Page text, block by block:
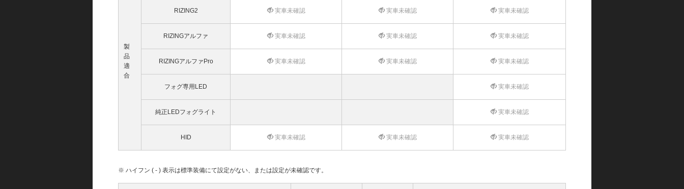
製
品
適
合
RIZING2 実車未確認 実車未確認 実車未確認
RIZINGアルファ 実車未確認 実車未確認 実車未確認
RIZINGアルファPro 実車未確認 実車未確認 実車未確認
フォグ専用LED 実車未確認
純正LEDフォグライト 実車未確認
HID 実車未確認 実車未確認 実車未確認
※ ハイフン ( - ) 表示は標準装備にて設定がない、または設定が未確認です。